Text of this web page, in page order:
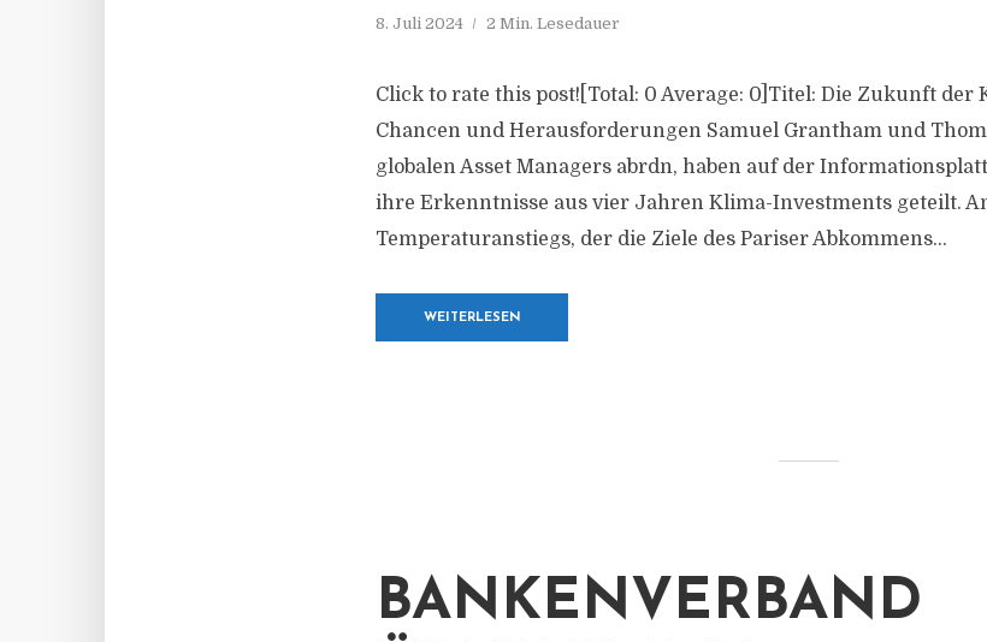
8. Juli 2024 2 Min. Lesedauer
Click to rate this post![Total: 0 Average: 0]Titel: Die Zukunft der
Chancen und Herausforderungen Samuel Grantham und
globalen Asset Managers abrdn, haben auf der
ihre Erkenntnisse aus vier Jahren Klima-Investments geteilt.
Temperaturanstiegs, der die Ziele des Pariser Abkommens...
WEITERLESEN
BANKENVERBAND